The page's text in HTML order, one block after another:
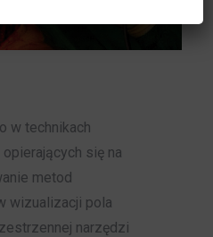
w technikach
się na
metod
wizualizacji pola
narzędzi